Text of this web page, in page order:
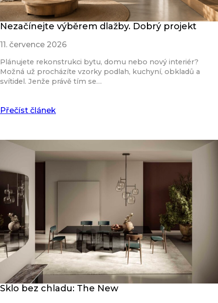
Nezačínejte výběrem dlažby. Dobrý projekt
11. července 2026
Plánujete rekonstrukci bytu, domu nebo nový interiér?
Možná už procházíte vzorky podlah, kuchyní, obkladů a
svítidel. Jenže právě tím se…
Přečíst článek
Sklo bez chladu: The New